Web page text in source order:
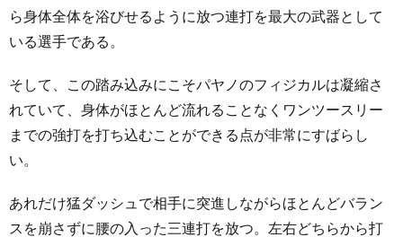
ら身体全体を浴びせるように放つ連打を最大の武器として
いる選手である。
そして、この踏み込みにこそパヤノのフィジカルは凝縮さ
れていて、身体がほとんど流れることなくワンツースリー
までの強打を打ち込むことができる点が非常にすばらし
い。
あれだけ猛ダッシュで相手に突進しながらほとんどバラン
スを崩さずに腰の入った三連打を放つ。左右どちらから打